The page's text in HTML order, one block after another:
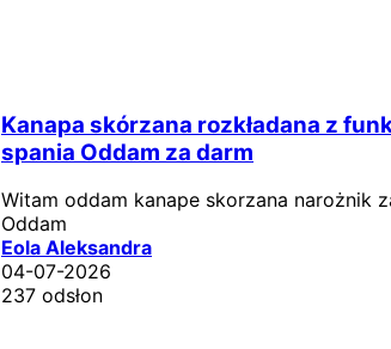
Kanapa skórzana rozkładana z
spania Oddam za darm
Witam oddam kanape skorzana narożnik
Oddam
Eola Aleksandra
04-07-2026
237 odsłon